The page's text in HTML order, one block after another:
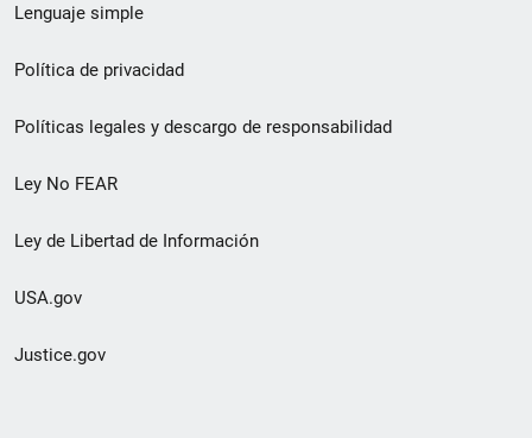
de
pie
de
página
Lenguaje simple
Política de privacidad
Políticas legales y descargo de responsabilidad
Ley No FEAR
Ley de Libertad de Información
USA.gov
Justice.gov